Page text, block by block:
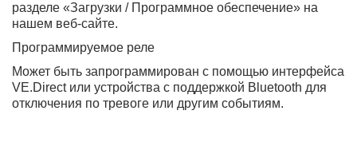
разделе «Загрузки / Программное обеспечение» на
нашем веб-сайте.
Программируемое реле
Может быть запрограммирован с помощью интерфейса
VE.Direct или устройства с поддержкой Bluetooth для
отключения по тревоге или другим событиям.